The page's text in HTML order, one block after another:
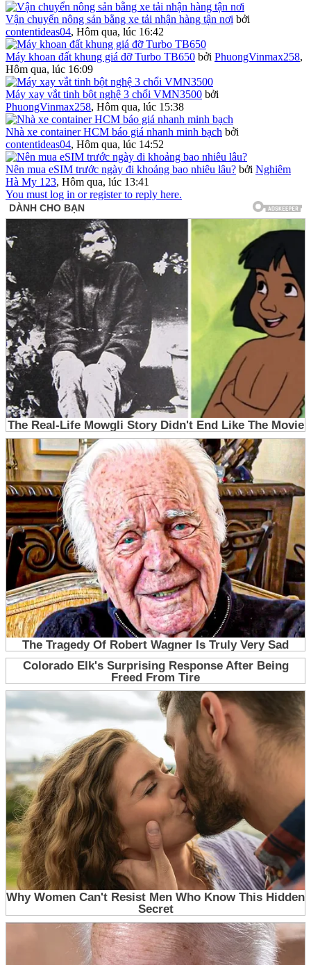
Vận chuyển nông sản bằng xe tải nhận hàng tận nơi bởi
contentideas04, Hôm qua, lúc 16:42
Máy khoan đất khung giá đỡ Turbo TB650 bởi PhuongVinmax258,
Hôm qua, lúc 16:09
Máy xay vắt tinh bột nghệ 3 chổi VMN3500 bởi
PhuongVinmax258, Hôm qua, lúc 15:38
Nhà xe container HCM báo giá nhanh minh bạch bởi
contentideas04, Hôm qua, lúc 14:52
Nên mua eSIM trước ngày đi khoảng bao nhiêu lâu? bởi Nghiêm
Hà My 123, Hôm qua, lúc 13:41
You must log in or register to reply here.